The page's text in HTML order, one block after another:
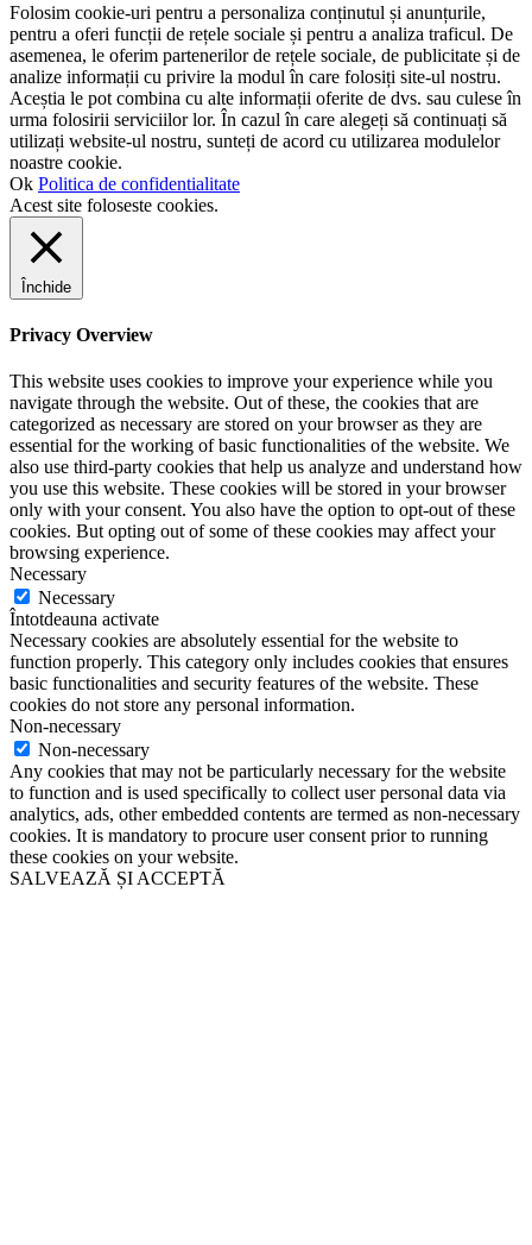
Folosim cookie-uri pentru a personaliza conținutul și anunțurile,
pentru a oferi funcții de rețele sociale și pentru a analiza traficul. De
asemenea, le oferim partenerilor de rețele sociale, de publicitate și de
analize informații cu privire la modul în care folosiți site-ul nostru.
Aceștia le pot combina cu alte informații oferite de dvs. sau culese în
urma folosirii serviciilor lor. În cazul în care alegeți să continuați să
utilizați website-ul nostru, sunteți de acord cu utilizarea modulelor
noastre cookie.
Ok Politica de confidentialitate
Acest site foloseste cookies.
Închide
Privacy Overview
This website uses cookies to improve your experience while you
navigate through the website. Out of these, the cookies that are
categorized as necessary are stored on your browser as they are
essential for the working of basic functionalities of the website. We
also use third-party cookies that help us analyze and understand how
you use this website. These cookies will be stored in your browser
only with your consent. You also have the option to opt-out of these
cookies. But opting out of some of these cookies may affect your
browsing experience.
Necessary
Necessary
Întotdeauna activate
Necessary cookies are absolutely essential for the website to
function properly. This category only includes cookies that ensures
basic functionalities and security features of the website. These
cookies do not store any personal information.
Non-necessary
Non-necessary
Any cookies that may not be particularly necessary for the website
to function and is used specifically to collect user personal data via
analytics, ads, other embedded contents are termed as non-necessary
cookies. It is mandatory to procure user consent prior to running
these cookies on your website.
SALVEAZĂ ȘI ACCEPTĂ